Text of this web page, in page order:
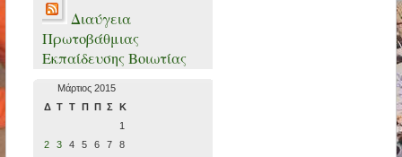
Διαύγεια
Πρωτοβάθμιας
Εκπαίδευσης Βοιωτίας
Μάρτιος 2015
Δ Τ Τ Π Π Σ
Κ
1
2
3 4 5 6 7
8